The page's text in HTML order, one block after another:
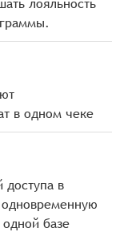
лояльность
в одном чеке
доступа в
одной базе